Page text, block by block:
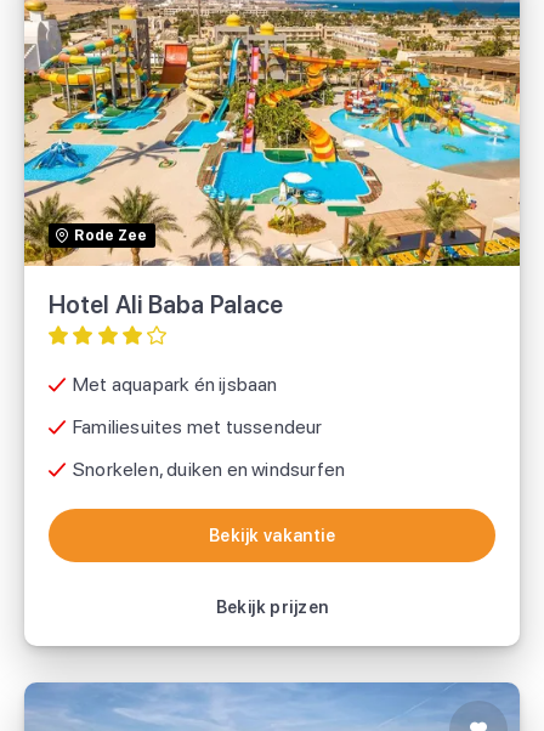
Rode Zee
Hotel Ali Baba Palace
Met aquapark én ijsbaan
Familiesuites met tussendeur
Snorkelen, duiken en windsurfen
Bekijk vakantie
Bekijk prijzen
Hotel Ali Baba Palace
Prijsvrij
Bekijk vakantie